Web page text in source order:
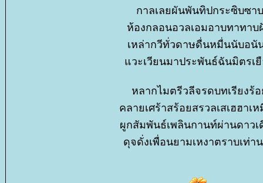
กาลเลยผันพันทิปกระซิบซาบ
ห้องกลอนอวลเอมอาบทาทาบ
เหล่ากวีทั่วดาษดื่นหมื่นนับอนั
วะเวียนมาประพันธ์ฉันมิตรเ
หลากไมตรีวลีจรดบทเรียง
คลายเศร้าสร้อยสรวลเสเฮฮาเ
ผูกสัมพันธ์เพลินกานท์ผ่านดาวเ
ดุจดั่งเพื่อนยามเหงาตราบเท่า